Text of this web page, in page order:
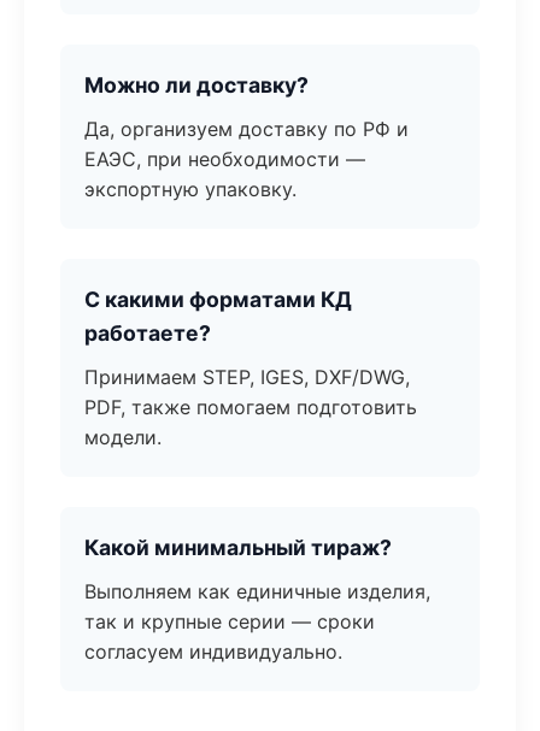
Можно ли доставку?
Да, организуем доставку по РФ и
ЕАЭС, при необходимости —
экспортную упаковку.
С какими форматами КД
работаете?
Принимаем STEP, IGES, DXF/DWG,
PDF, также помогаем подготовить
модели.
Какой минимальный тираж?
Выполняем как единичные изделия,
так и крупные серии — сроки
согласуем индивидуально.